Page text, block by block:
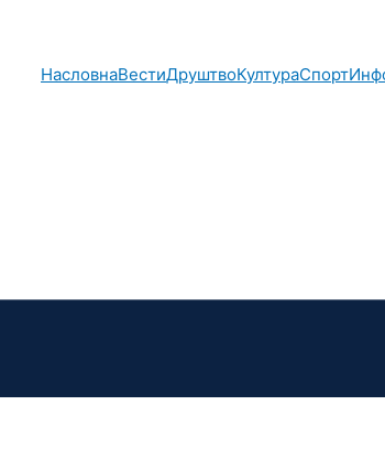
НасловнаВестиДруштвоКултураСпорт